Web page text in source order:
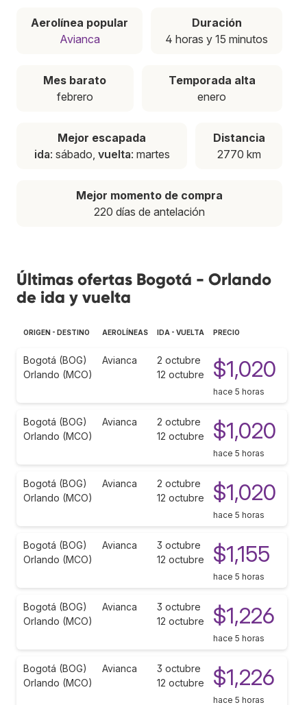
Aerolínea popular
Avianca
Duración
4 horas y 15 minutos
Mes barato
febrero
Temporada alta
enero
Mejor escapada
ida: sábado, vuelta: martes
Distancia
2770 km
Mejor momento de compra
220 días de antelación
Últimas ofertas Bogotá - Orlando
de ida y vuelta
ORIGEN - DESTINO AEROLÍNEAS IDA - VUELTA PRECIO
Bogotá (BOG)
Orlando (MCO)
Avianca
2 octubre
12 octubre
$1,020
hace 5 horas
Bogotá (BOG)
Orlando (MCO)
Avianca
2 octubre
12 octubre
$1,020
hace 5 horas
Bogotá (BOG)
Orlando (MCO)
Avianca
2 octubre
12 octubre
$1,020
hace 5 horas
Bogotá (BOG)
Orlando (MCO)
Avianca
3 octubre
12 octubre
$1,155
hace 5 horas
Bogotá (BOG)
Orlando (MCO)
Avianca
3 octubre
12 octubre
$1,226
hace 5 horas
Bogotá (BOG)
Orlando (MCO)
Avianca
3 octubre
12 octubre
$1,226
hace 5 horas